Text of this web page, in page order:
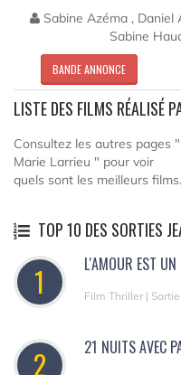
Sabine Azéma , Daniel
Sabine
BANDE ANNONCE
LISTE DES FILMS RÉALISÉ
Consultez les autres pages
Marie Larrieu " pour voir
quels sont les meilleurs films.
TOP 10 DES SORTIES
1 L'AMOUR EST
Film Thriller |
2 21 NUITS AVEC